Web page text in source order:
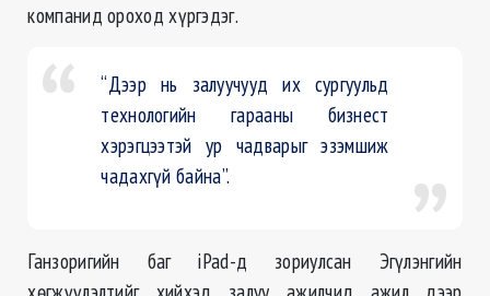
компанид ороход хүргэдэг.
“Дээр нь залуучууд их сургуульд
технологийн гарааны бизнест
хэрэгцээтэй ур чадварыг эзэмшиж
чадахгүй байна”.
Ганзоригийн баг iPad-д зориулсан Эгүлэнгийн